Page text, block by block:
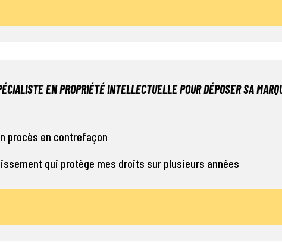
EN PROPRIÉTÉ INTELLECTUELLE POUR DÉPOSER SA
procès en contrefaçon
qui protège mes droits sur plusieurs années